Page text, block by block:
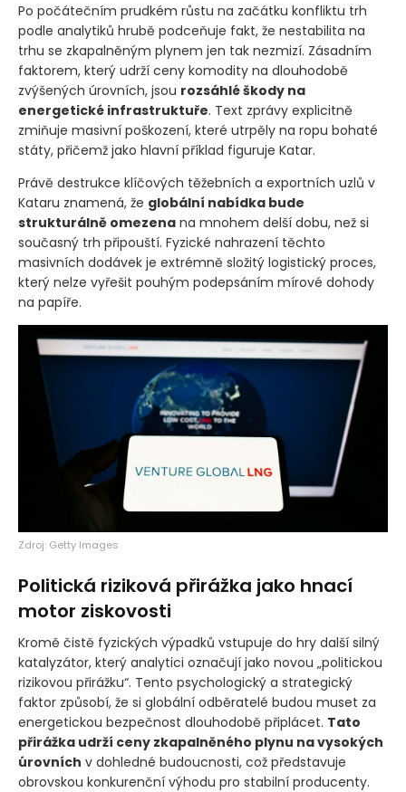
Po počátečním prudkém růstu na začátku konfliktu trh
podle analytiků hrubě podceňuje fakt, že nestabilita na
trhu se zkapalněným plynem jen tak nezmizí. Zásadním
faktorem, který udrží ceny komodity na dlouhodobě
zvýšených úrovních, jsou rozsáhlé škody na
energetické infrastruktuře. Text zprávy explicitně
zmiňuje masivní poškození, které utrpěly na ropu bohaté
státy, přičemž jako hlavní příklad figuruje Katar.
Právě destrukce klíčových těžebních a exportních uzlů v
Kataru znamená, že globální nabídka bude
strukturálně omezena na mnohem delší dobu, než si
současný trh připouští. Fyzické nahrazení těchto
masivních dodávek je extrémně složitý logistický proces,
který nelze vyřešit pouhým podepsáním mírové dohody
na papíře.
Zdroj: Getty Images
Politická riziková přirážka jako hnací
motor ziskovosti
Kromě čistě fyzických výpadků vstupuje do hry další silný
katalyzátor, který analytici označují jako novou „politickou
rizikovou přirážku“. Tento psychologický a strategický
faktor způsobí, že si globální odběratelé budou muset za
energetickou bezpečnost dlouhodobě připlácet. Tato
přirážka udrží ceny zkapalněného plynu na vysokých
úrovních v dohledné budoucnosti, což představuje
obrovskou konkurenční výhodu pro stabilní producenty.